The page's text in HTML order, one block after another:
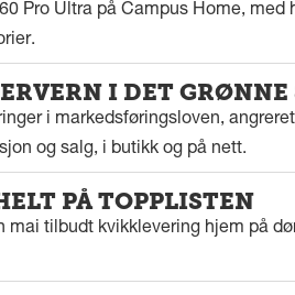
Pro Ultra på Campus Home,
I DET GRØNNE
i markedsføringsloven,
og salg, i butikk og på nett.
PÅ TOPPLISTEN
mai tilbudt kvikklevering hjem på